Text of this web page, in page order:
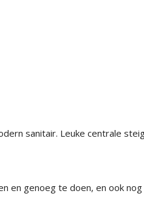
sanitair. Leuke centrale
en genoeg te doen, en ook